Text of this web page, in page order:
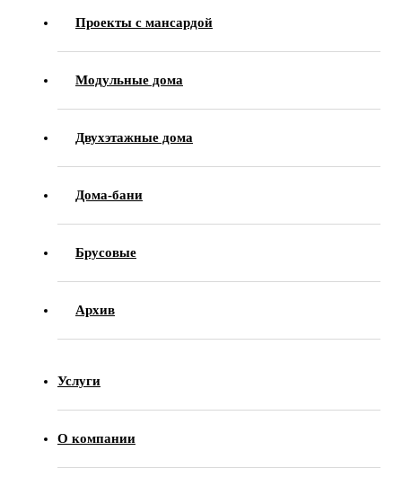
Проекты с мансардой
Модульные дома
Двухэтажные дома
Дома-бани
Брусовые
Архив
Услуги
О компании